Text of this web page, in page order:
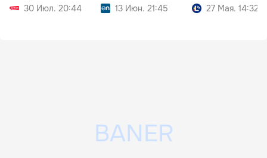
30 Июл. 20:44
13 Июн. 21:45
27 Мая. 14:32